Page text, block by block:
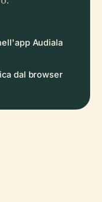
Audiala
dal browser